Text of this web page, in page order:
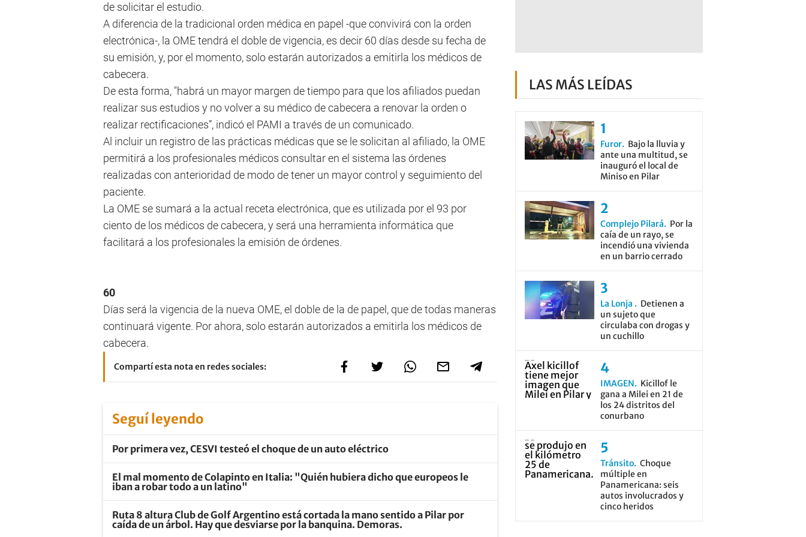
de solicitar el estudio.
A diferencia de la tradicional orden médica en papel -que convivirá con la orden
electrónica-, la OME tendrá el doble de vigencia, es decir 60 días desde su fecha de
su emisión, y, por el momento, solo estarán autorizados a emitirla los médicos de
cabecera.
De esta forma, "habrá un mayor margen de tiempo para que los afiliados puedan
realizar sus estudios y no volver a su médico de cabecera a renovar la orden o
realizar rectificaciones”, indicó el PAMI a través de un comunicado.
Al incluir un registro de las prácticas médicas que se le solicitan al afiliado, la OME
permitirá a los profesionales médicos consultar en el sistema las órdenes
realizadas con anterioridad de modo de tener un mayor control y seguimiento del
paciente.
La OME se sumará a la actual receta electrónica, que es utilizada por el 93 por
ciento de los médicos de cabecera, y será una herramienta informática que
facilitará a los profesionales la emisión de órdenes.
60
Días será la vigencia de la nueva OME, el doble de la de papel, que de todas maneras
continuará vigente. Por ahora, solo estarán autorizados a emitirla los médicos de
cabecera.
Compartí esta nota en redes sociales:
Seguí leyendo
Por primera vez, CESVI testeó el choque de un auto eléctrico
El mal momento de Colapinto en Italia: "Quién hubiera dicho que europeos le
iban a robar todo a un latino"
Ruta 8 altura Club de Golf Argentino está cortada la mano sentido a Pilar por
caída de un árbol. Hay que desviarse por la banquina. Demoras.
LAS MÁS LEÍDAS
Furor
Bajo la lluvia y
ante una multitud, se
inauguró el local de
Miniso en Pilar
Complejo Pilará
Por la
caía de un rayo, se
incendió una vivienda
en un barrio cerrado
La Lonja
Detienen a
un sujeto que
circulaba con drogas y
un cuchillo
IMAGEN
Kicillof le
gana a Milei en 21 de
los 24 distritos del
conurbano
Tránsito Choque
múltiple en
Panamericana: seis
autos involucrados y
cinco heridos